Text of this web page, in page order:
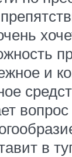
и
в